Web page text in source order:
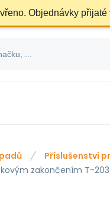
Objednávky
Příslušenství
zakončením T-203